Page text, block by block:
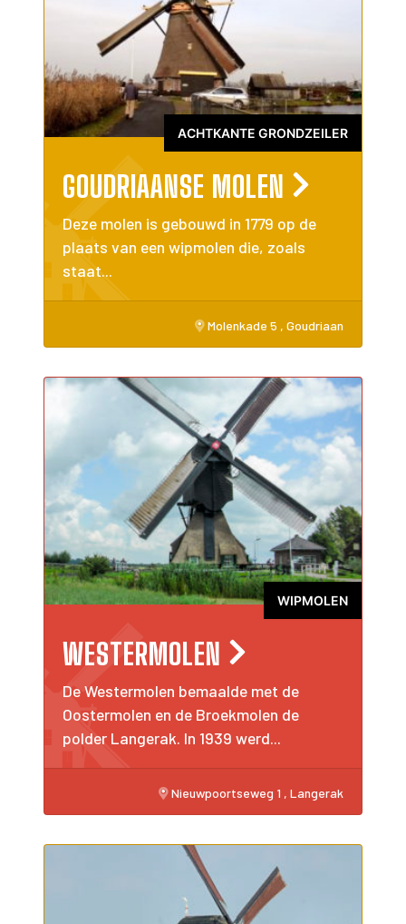
ACHTKANTE GRONDZEILER
GOUDRIAANSE MOLEN
Deze molen is gebouwd in 1779 op de
plaats van een wipmolen die, zoals
staat...
Molenkade 5 , Goudriaan
WIPMOLEN
WESTERMOLEN
De Westermolen bemaalde met de
Oostermolen en de Broekmolen de
polder Langerak. In 1939 werd...
Nieuwpoortseweg 1 , Langerak